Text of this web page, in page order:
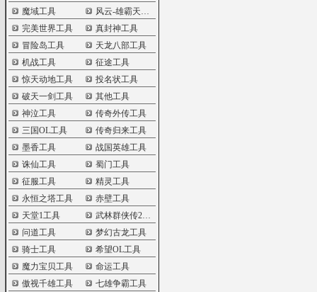
魔域工具
风云-雄霸天下工具
完美世界工具
真封神工具
冒险岛工具
天龙八部工具
机战工具
征途工具
惊天动地工具
投名状工具
破天一剑工具
其他工具
神泣工具
传奇外传工具
三国OL工具
传奇归来工具
墨香工具
战国英雄工具
诛仙工具
蜀门工具
征服工具
精灵工具
永恒之塔工具
赤壁工具
天堂1工具
武林群侠传2工具
问道工具
梦幻古龙工具
骑士工具
希望OL工具
魔力宝贝工具
命运工具
傲视千雄工具
七雄争霸工具